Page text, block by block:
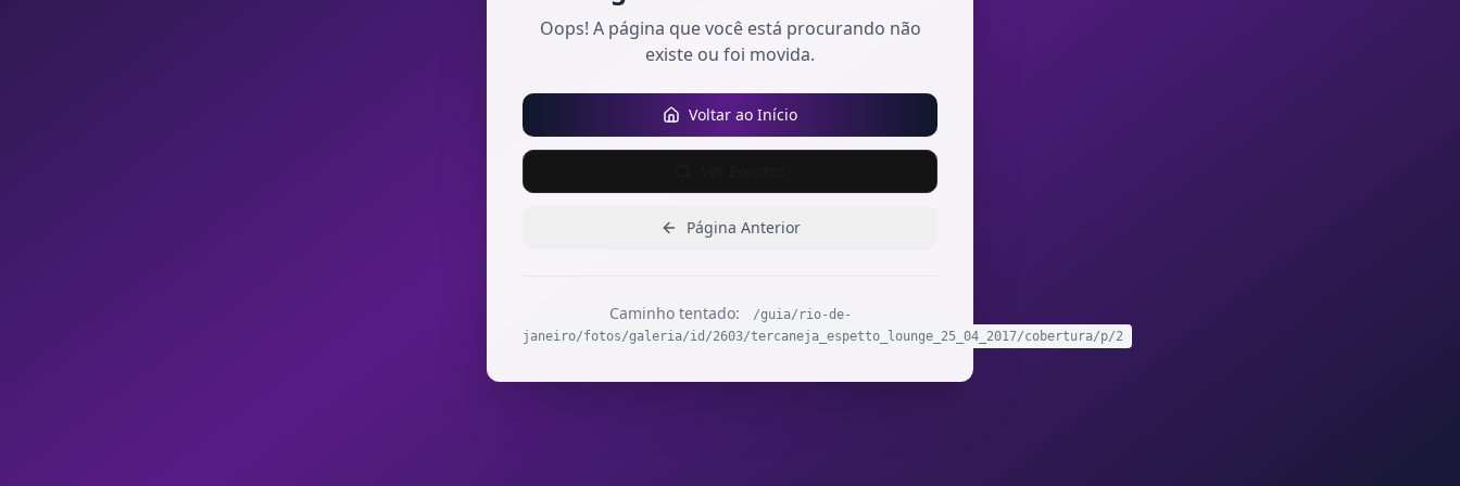
Oops! A página que você está procurando não
existe ou foi movida.
Voltar ao Início
Página Anterior
Caminho tentado:
/guia/rio-de-
janeiro/fotos/galeria/id/2603/tercaneja_espetto_lounge_25_04_2017/cobertura/p/2